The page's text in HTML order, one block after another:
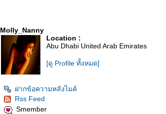
Molly_Nanny
Location :
Abu Dhabi United Arab Emirates
[ดู Profile ทั้งหมด]
ฝากข้อความหลังไมค์
Rss Feed
Smember